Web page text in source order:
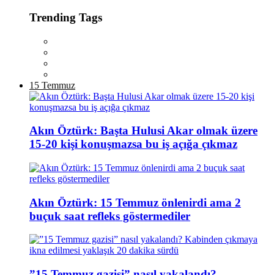
Trending Tags
15 Temmuz
Akın Öztürk: Başta Hulusi Akar olmak üzere
15-20 kişi konuşmazsa bu iş açığa çıkmaz
Akın Öztürk: 15 Temmuz önlenirdi ama 2
buçuk saat refleks göstermediler